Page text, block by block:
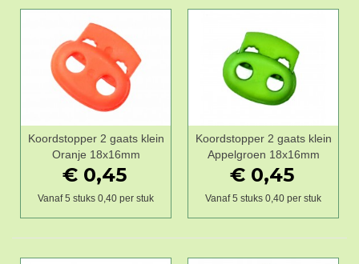
Koordstopper 2 gaats klein
Oranje 18x16mm
€ 0,45
Vanaf 5 stuks 0,40 per stuk
Koordstopper 2 gaats klein
Appelgroen 18x16mm
€ 0,45
Vanaf 5 stuks 0,40 per stuk